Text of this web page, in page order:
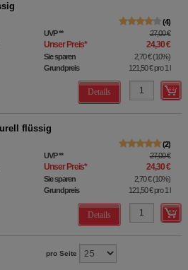
4
UVP** 27,00 €
Unser Preis* 24,30 €
Sie sparen 2,70 €(10%)
Grundpreis
121,50 €pro 1 l
Details
flüssig
2
UVP** 27,00 €
Unser Preis* 24,30 €
Sie sparen 2,70 €(10%)
Grundpreis
121,50 €pro 1 l
Details
pro Seite